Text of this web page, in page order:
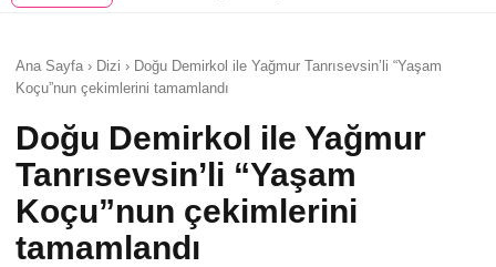
Ana Sayfa › Dizi › Doğu Demirkol ile Yağmur Tanrısevsin’li “Yaşam
Koçu”nun çekimlerini tamamlandı
Doğu Demirkol ile Yağmur
Tanrısevsin’li “Yaşam
Koçu”nun çekimlerini
tamamlandı